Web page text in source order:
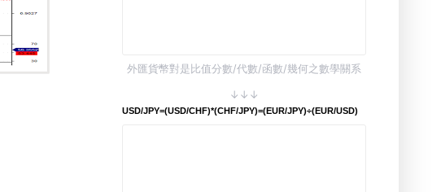
外匯貨幣對是比值分數/代數/函數/幾何之數學關系
↓↓↓
USD/JPY=(USD/CHF)*(CHF/JPY)=(EUR/JPY)÷(EUR/USD)